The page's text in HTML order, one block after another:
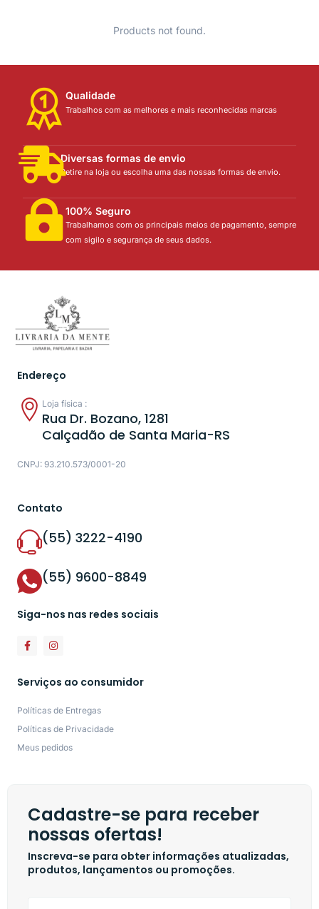
Products not found.
Qualidade
Trabalhos com as melhores e mais reconhecidas marcas
Diversas formas de envio
Retire na loja ou escolha uma das nossas formas de envio.
100% Seguro
Trabalhamos com os principais meios de pagamento, sempre
com sigilo e segurança de seus dados.
Endereço
Loja física :
Rua Dr. Bozano, 1281
Calçadão de Santa Maria-RS
CNPJ: 93.210.573/0001-20
Contato
(55) 3222-4190
(55) 9600-8849
Siga-nos nas redes sociais
Serviços ao consumidor
Políticas de Entregas
Políticas de Privacidade
Meus pedidos
Cadastre-se para receber
nossas ofertas!
Inscreva-se para obter informações atualizadas,
produtos, lançamentos ou promoções.